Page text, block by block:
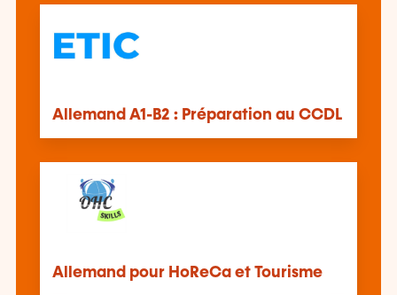
Allemand A1-B2 : Préparation au CCDL
Allemand pour HoReCa et Tourisme